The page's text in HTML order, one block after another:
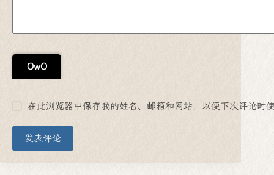
OwO
在此浏览器中保存我的姓名、邮箱和网站，以便下次评论时
发表评论